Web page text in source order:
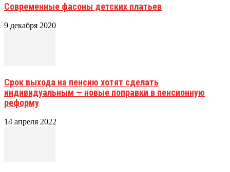
Современные фасоны детских платьев
9 декабря 2020
Срок выхода на пенсию хотят сделать
индивидуальным — новые поправки в пенсионную
реформу
14 апреля 2022